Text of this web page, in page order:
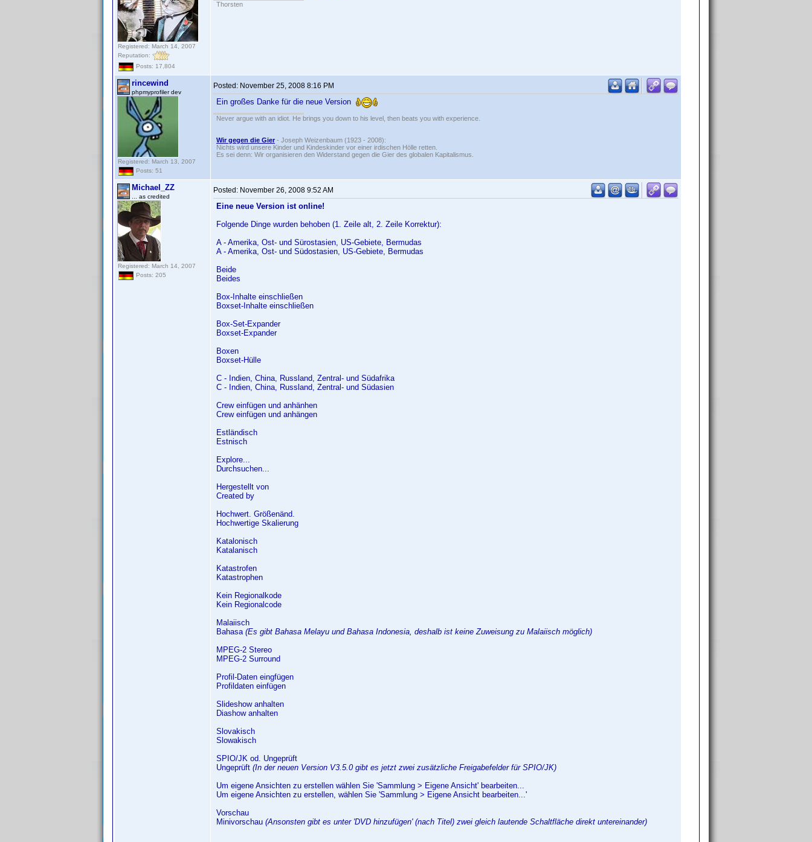
Registered: March 14, 2007
Reputation:
Posts: 17,804
Thorsten
rincewind
phpmyprofiler dev
Registered: March 13, 2007
Posts: 51
Posted: November 25, 2008 8:16 PM
Ein großes Danke für die neue Version
Never argue with an idiot. He brings you down to his level, then beats you with experience.
Wir gegen die Gier - Joseph Weizenbaum (1923 - 2008):
Nichts wird unsere Kinder und Kindeskinder vor einer irdischen Hölle retten.
Es sei denn: Wir organisieren den Widerstand gegen die Gier des globalen Kapitalismus.
Michael_ZZ
... as credited
Registered: March 14, 2007
Posts: 205
Posted: November 26, 2008 9:52 AM
Eine neue Version ist online!
Folgende Dinge wurden behoben (1. Zeile alt, 2. Zeile Korrektur):
A - Amerika, Ost- und Sürostasien, US-Gebiete, Bermudas
A - Amerika, Ost- und Südostasien, US-Gebiete, Bermudas
Beide
Beides
Box-Inhalte einschließen
Boxset-Inhalte einschließen
Box-Set-Expander
Boxset-Expander
Boxen
Boxset-Hülle
C - Indien, China, Russland, Zentral- und Südafrika
C - Indien, China, Russland, Zentral- und Südasien
Crew einfügen und anhänhen
Crew einfügen und anhängen
Estländisch
Estnisch
Explore...
Durchsuchen...
Hergestellt von
Created by
Hochwert. Größenänd.
Hochwertige Skalierung
Katalonisch
Katalanisch
Katastrofen
Katastrophen
Kein Regionalkode
Kein Regionalcode
Malaiisch
Bahasa (Es gibt Bahasa Melayu und Bahasa Indonesia, deshalb ist keine Zuweisung zu Malaiisch möglich)
MPEG-2 Stereo
MPEG-2 Surround
Profil-Daten eingfügen
Profildaten einfügen
Slideshow anhalten
Diashow anhalten
Slovakisch
Slowakisch
SPIO/JK od. Ungeprüft
Ungeprüft (In der neuen Version V3.5.0 gibt es jetzt zwei zusätzliche Freigabefelder für SPIO/JK)
Um eigene Ansichten zu erstellen wählen Sie 'Sammlung > Eigene Ansicht' bearbeiten...
Um eigene Ansichten zu erstellen, wählen Sie 'Sammlung > Eigene Ansicht bearbeiten...'
Vorschau
Minivorschau (Ansonsten gibt es unter 'DVD hinzufügen' (nach Titel) zwei gleich lautende Schaltfläche direkt untereinander)